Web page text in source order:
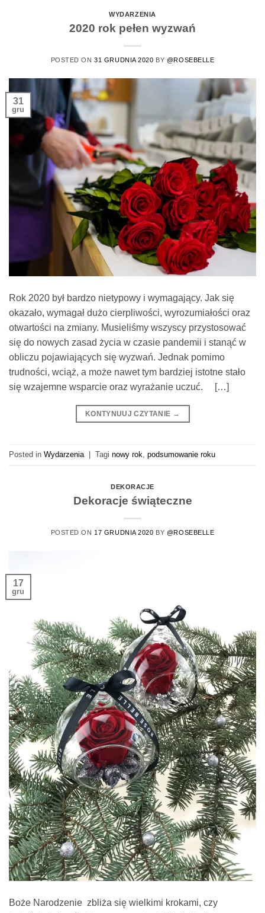
WYDARZENIA
2020 rok pełen wyzwań
POSTED ON31 GRUDNIA 2020 BY @ROSEBELLE
31
gru
Rok 2020 był bardzo nietypowy i wymagający. Jak się
okazało, wymagał dużo cierpliwości, wyrozumiałości oraz
otwartości na zmiany. Musieliśmy wszyscy przystosować
się do nowych zasad życia w czasie pandemii i stanąć w
obliczu pojawiających się wyzwań. Jednak pomimo
trudności, wciąż, a może nawet tym bardziej istotne stało
się wzajemne wsparcie oraz wyrażanie uczuć. […]
KONTYNUUJ CZYTANIE →
Posted in Wydarzenia | Tagi nowy rok podsumowanie roku
DEKORACJE
Dekoracje świąteczne
POSTED ON 17 GRUDNIA 2020 BY @ROSEBELLE
17
gru
Boże Narodzenie zbliża się wielkimi krokami, czy